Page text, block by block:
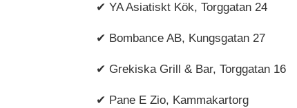
✔ YA Asiatiskt Kök, Torggatan 24
✔ Bombance AB, Kungsgatan 27
✔ Grekiska Grill & Bar, Torggatan 16
✔ Pane E Zio, Kammakartorg